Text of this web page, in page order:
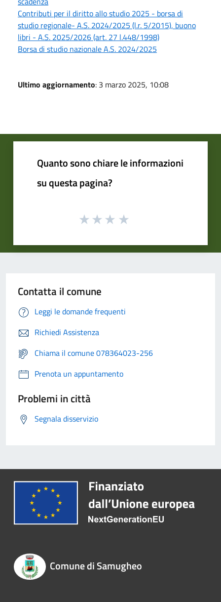
Contributi per il diritto allo studio 2025 - borsa di
studio regionale- A.S. 2024/2025 (l.r. 5/2015), buono
libri - A.S. 2025/2026 (art. 27 l.448/1998)
Borsa di studio nazionale A.S. 2024/2025
Ultimo aggiornamento: 3 marzo 2025, 10:08
Quanto sono chiare le informazioni
su questa pagina?
Contatta il comune
Leggi le domande frequenti
Richiedi Assistenza
Chiama il comune 078364023-256
Prenota un appuntamento
Problemi in città
Segnala disservizio
Comune di Samugheo